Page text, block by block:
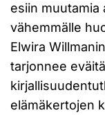
esiin muutamia
vähemmälle
Elwira
tarjonnee
elämäkertojen